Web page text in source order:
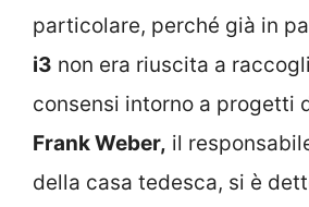
particolare, perché già in
i3 non era riuscita a
consensi intorno a progetti
Frank Weber, il
della casa tedesca, si è